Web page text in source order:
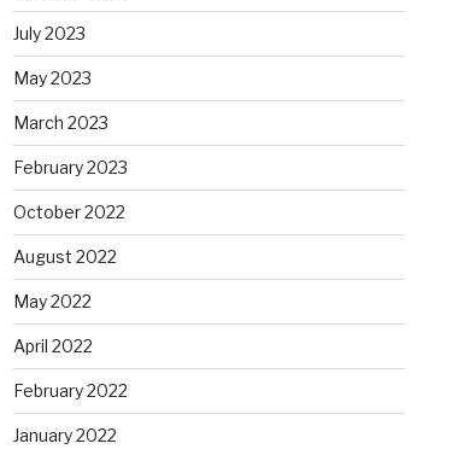
July 2023
May 2023
March 2023
February 2023
October 2022
August 2022
May 2022
April 2022
February 2022
January 2022